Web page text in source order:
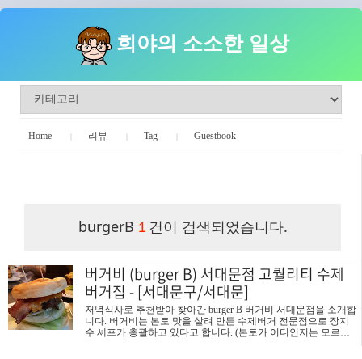
희야의 소소한 일상
Home 리뷰 Tag Guestbook
burgerB 1 건이 검색되었습니다.
버거비 (burger B) 서대문점 고퀄리티 수제
버거집 - [서대문구/서대문]
저녁식사로 추천받아 찾아간 burger B 버거비 서대문점을 소개합
니다. 버거비는 본토 맛을 살려 만든 수제버거 전문점으로 장지
수 셰프가 총괄하고 있다고 합니다. (본토가 어디인지는 모르겠